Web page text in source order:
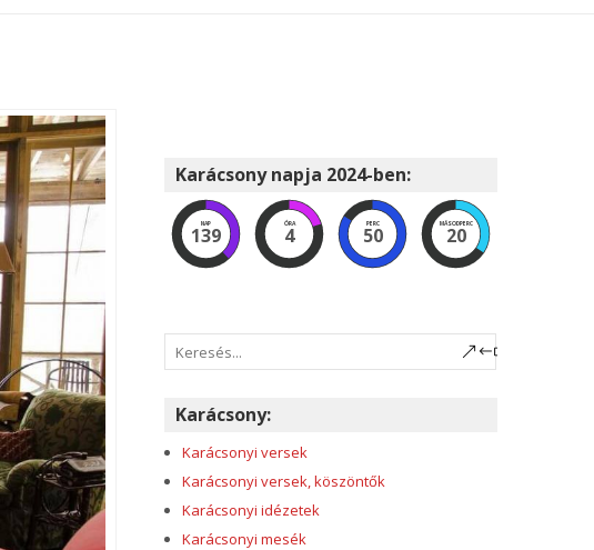
Karácsony napja 2024-ben:
NAP
139
ÓRA
4
PERC
50
MÁSODPERC
19
Karácsony:
Karácsonyi versek
Karácsonyi versek, köszöntők
Karácsonyi idézetek
Karácsonyi mesék